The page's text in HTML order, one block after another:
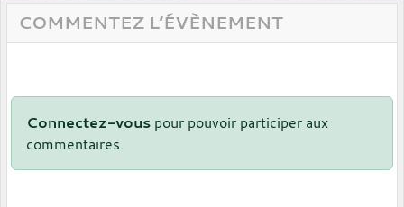
COMMENTEZ L’ÉVÈNEMENT
Connectez-vous pour pouvoir participer aux
commentaires.